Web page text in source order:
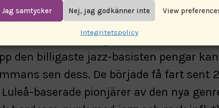
Jag samtycker Nej, jag godkänner inte View
Integritetspolicy
av två ungdomar ca år 2021.
den billigaste jazz-basisten pengar
sen dess. De började få fart sent
baserade pionjärer av den nya